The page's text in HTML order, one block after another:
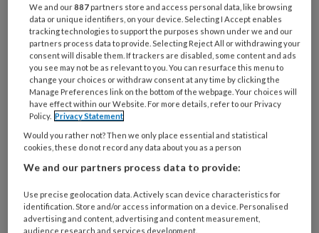
25 MAART 2026
Redactioneel Kees Bals:
Het lijf zegt ‘nee’
We and our887 partners store and access personal data, like browsing
data or unique identifiers, on your device. Selecting I Accept enables
tracking technologies to support the purposes shown under we and our
partners process data to provide. Selecting Reject All or withdrawing your
consent will disable them. If trackers are disabled, some content and ads
you see may not be as relevant to you. You can resurface this menu to
change your choices or withdraw consent at any time by clicking the
Manage Preferences link on the bottom of the webpage. Your choices will
have effect within our Website. For more details, refer to our Privacy
Policy. Privacy Statement
Would you rather not? Then we only place essential and statistical
cookies, these do not record any data about you as a person
We and our partners process data to provide:
Use precise geolocation data. Actively scan device characteristics for
identification. Store and/or access information on a device. Personalised
advertising and content, advertising and content measurement,
audience research and services development.